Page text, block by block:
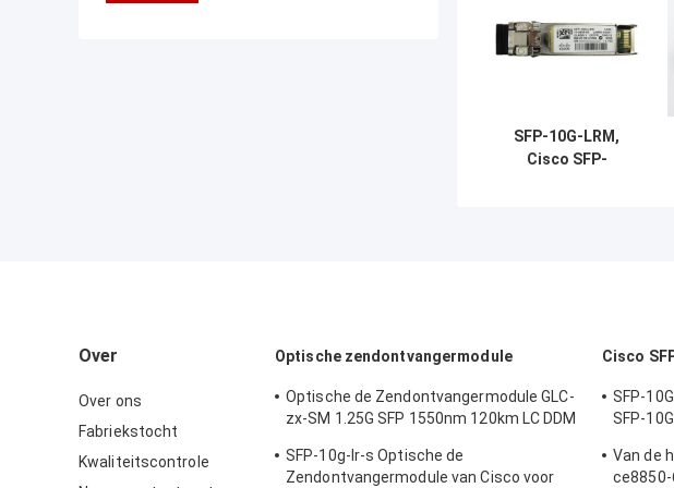
SFP-10G-LRM,
Cisco SFP-
Over
Over ons
Fabriekstocht
Kwaliteitscontrole
Optische zendontvangermodule
Optische de Zendontvangermodule GLC-
zx-SM 1.25G SFP 1550nm 120km LC DDM
SFP-10g-lr-s Optische de
Zendontvangermodule van Cisco voor
Cisco
SFP-
SFP-
Van de
ce8850-